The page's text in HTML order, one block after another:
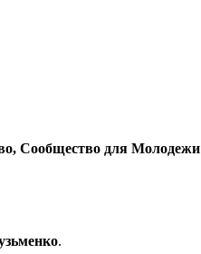
Сообщество для
.